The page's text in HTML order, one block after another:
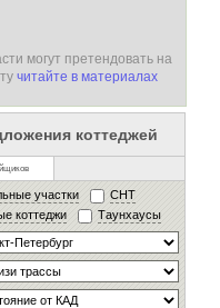
могут претендовать на
читайте в материалах
коттеджей
участки
СНТ
коттеджи
Таунхаусы